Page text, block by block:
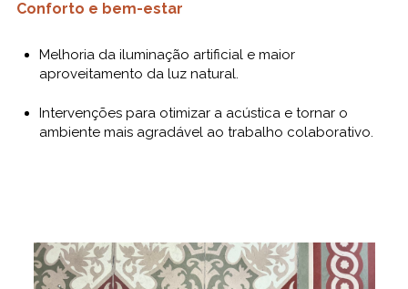
Conforto e bem-estar
Melhoria da iluminação artificial e maior
aproveitamento da luz natural.
Intervenções para otimizar a acústica e tornar o
ambiente mais agradável ao trabalho colaborativo.